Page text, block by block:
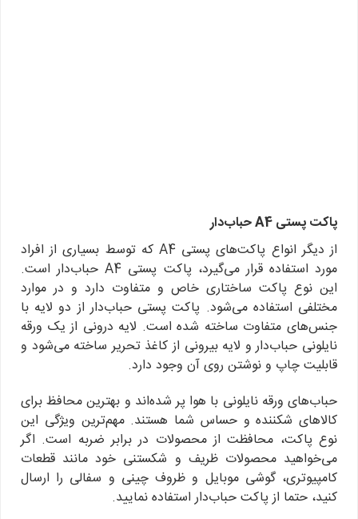
پاکت پستیA4حباب‌دار
از دیگر انواع پاکت‌های پستی A4 که توسط بسیاری از افراد
مورد استفاده قرار می‌گیرد، پاکت‌ پستی A4 حباب‌دار است.
این نوع پاکت ساختاری خاص و متفاوت دارد و در موارد
مختلفی استفاده می‌شود. پاکت پستی حباب‌دار از دو لایه با
جنس‌های متفاوت ساخته شده است. لایه درونی از یک ورقه
نایلونی حباب‌دار و لایه بیرونی از کاغذ تحریر ساخته می‌شود و
قابلیت چاپ و نوشتن روی آن وجود دارد.
حباب‌های ورقه نایلونی با هوا پر شده‌اند و بهترین محافظ برای
کالاهای شکننده و حساس شما هستند. مهم‌ترین ویژگی این
نوع پاکت، محافظت از محصولات در برابر ضربه است. اگر
می‌خواهید محصولات ظریف و شکستنی خود مانند قطعات
کامپیوتری، گوشی موبایل و ظروف چینی و سفالی را ارسال
کنید، حتما از پاکت حباب‌دار استفاده نمایید.